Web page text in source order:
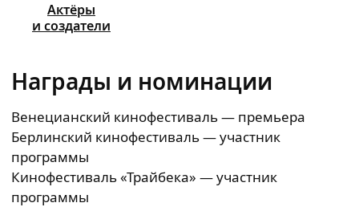
Актёры
и создатели
Награды и номинации
Венецианский кинофестиваль — премьера
Берлинский кинофестиваль — участник
программы
Кинофестиваль «Трайбека» — участник
программы